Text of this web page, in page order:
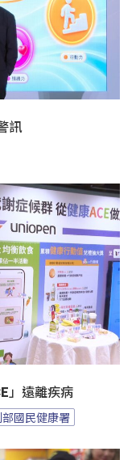
訊
」遠離疾病
國民健康署